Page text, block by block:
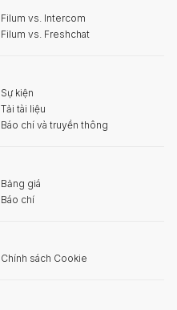
Filum vs. Intercom
Filum vs. Freshchat
Sự kiện
Tải tài liệu
Báo chí và truyền thông
Bảng giá
Báo chí
Chính sách Cookie